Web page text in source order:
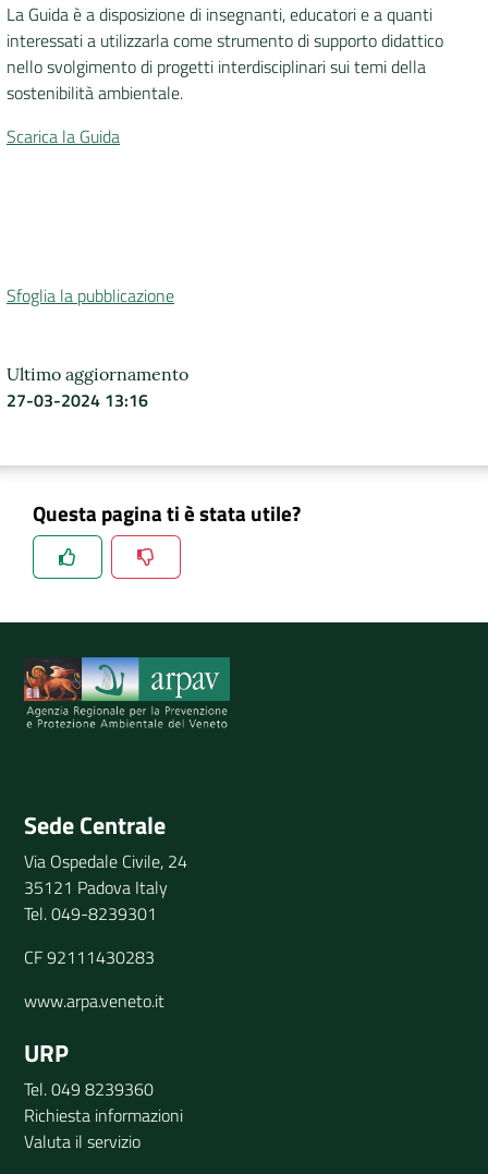
La Guida è a disposizione di insegnanti, educatori e a quanti
interessati a utilizzarla come strumento di supporto didattico
nello svolgimento di progetti interdisciplinari sui temi della
sostenibilità ambientale.
Scarica la Guida
Sfoglia la pubblicazione
Ultimo aggiornamento
27-03-2024 13:16
Questa pagina ti è stata utile?
Spiegaci perchè, e aiutaci a migliorare il servizio
Sede Centrale
Via Ospedale Civile, 24
35121 Padova Italy
Tel. 049-8239301
CF 92111430283
www.arpa.veneto.it
URP
Tel. 049 8239360
Richiesta informazioni
Valuta il servizio